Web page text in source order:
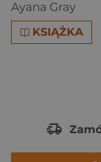
Ayana Gray
KSIĄŻKA